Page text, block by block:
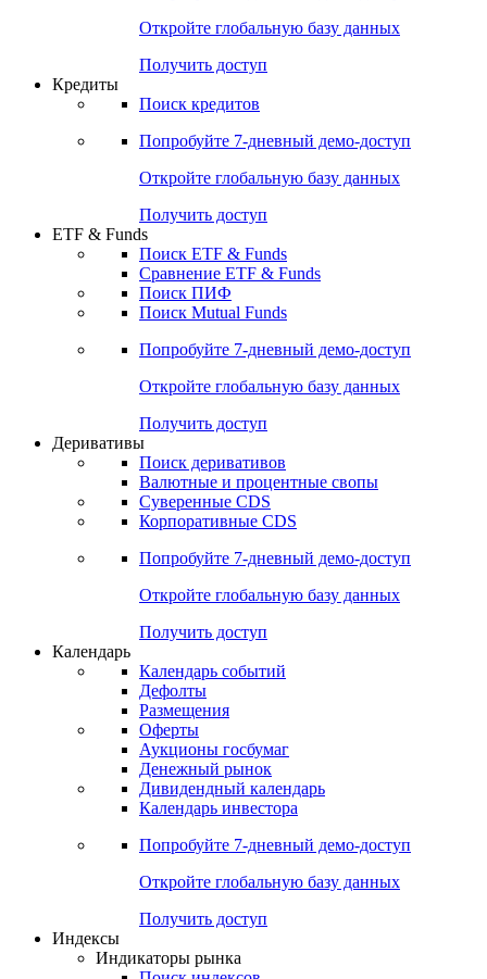
Российские IPO/SPO
Попробуйте7-дневный
Откройте глобальную базу данных
Получить доступ
Поиск кредитов
Попробуйте7-дневный
Откройте глобальную базу данных
Получить доступ
ETF & Funds
Сравнение ETF & Funds
Поиск Mutual Funds
Попробуйте7-дневный
Откройте глобальную базу данных
Получить доступ
Деривативы
Валютные и процентные свопы
Корпоративные CDS
Попробуйте7-дневный
Откройте глобальную базу данных
Получить доступ
Календарь
Календарь событий
Дефолты
Размещения
Оферты
Денежный рынок
Календарь инвестора
Попробуйте7-дневный
Откройте глобальную базу данных